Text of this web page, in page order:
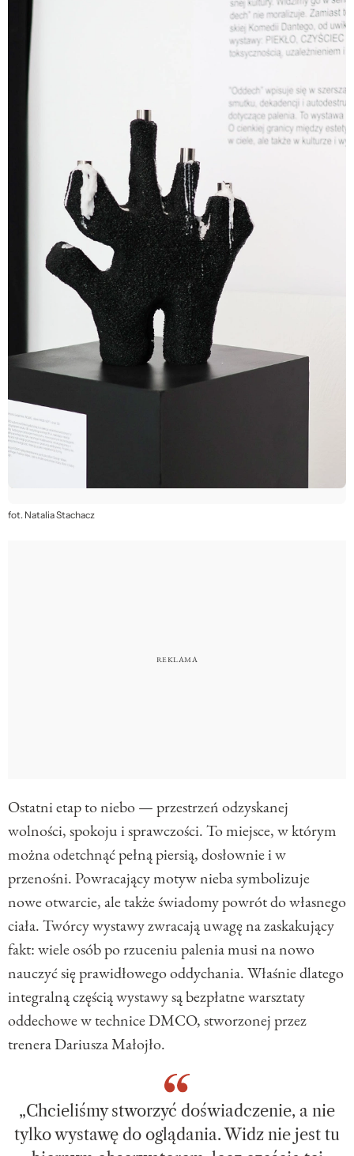
fot. Natalia Stachacz
Ostatni etap to niebo — przestrzeń odzyskanej
wolności, spokoju i sprawczości. To miejsce, w którym
można odetchnąć pełną piersią, dosłownie i w
przenośni. Powracający motyw nieba symbolizuje
nowe otwarcie, ale także świadomy powrót do własnego
ciała. Twórcy wystawy zwracają uwagę na zaskakujący
fakt: wiele osób po rzuceniu palenia musi na nowo
nauczyć się prawidłowego oddychania. Właśnie dlatego
integralną częścią wystawy są bezpłatne warsztaty
oddechowe w technice DMCO, stworzonej przez
trenera Dariusza Małojło.
„Chcieliśmy stworzyć doświadczenie, a nie
tylko wystawę do oglądania. Widz nie jest tu